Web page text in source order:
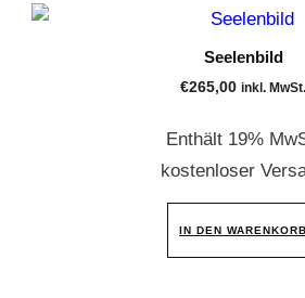
Seelenbild
€265,00 inkl. MwSt.
Enthält 19%
kostenloser
IN DEN WARENKORB